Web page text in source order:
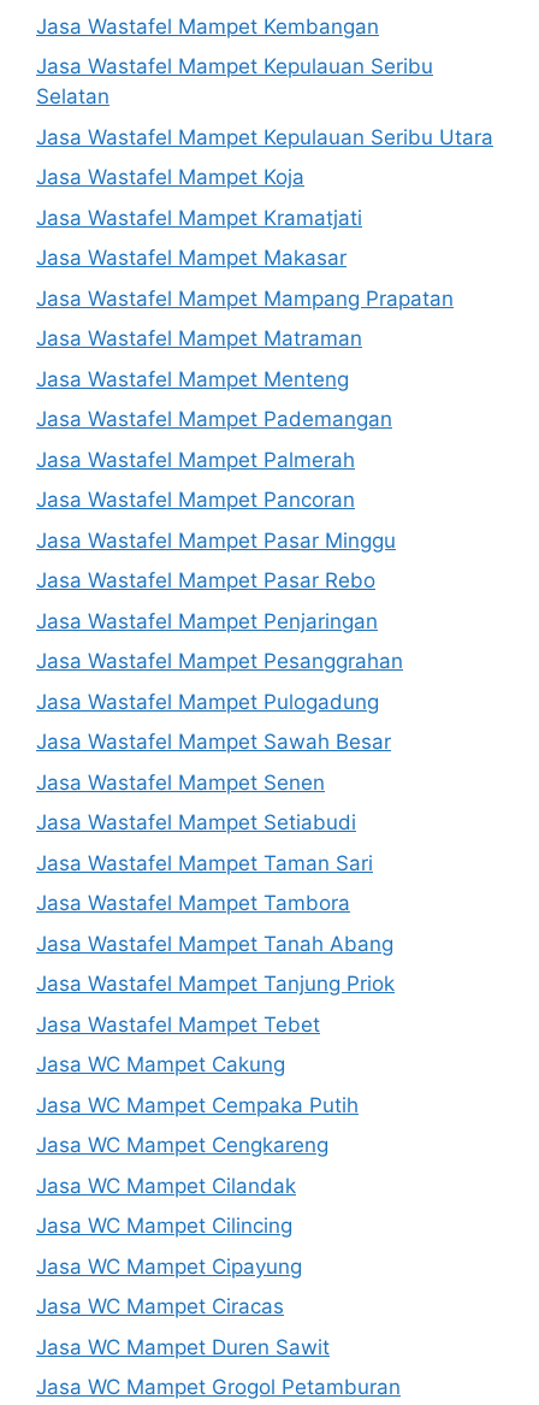
Jasa Wastafel Mampet Kembangan
Jasa Wastafel Mampet Kepulauan Seribu
Selatan
Jasa Wastafel Mampet Kepulauan Seribu Utara
Jasa Wastafel Mampet Koja
Jasa Wastafel Mampet Kramatjati
Jasa Wastafel Mampet Makasar
Jasa Wastafel Mampet Mampang Prapatan
Jasa Wastafel Mampet Matraman
Jasa Wastafel Mampet Menteng
Jasa Wastafel Mampet Pademangan
Jasa Wastafel Mampet Palmerah
Jasa Wastafel Mampet Pancoran
Jasa Wastafel Mampet Pasar Minggu
Jasa Wastafel Mampet Pasar Rebo
Jasa Wastafel Mampet Penjaringan
Jasa Wastafel Mampet Pesanggrahan
Jasa Wastafel Mampet Pulogadung
Jasa Wastafel Mampet Sawah Besar
Jasa Wastafel Mampet Senen
Jasa Wastafel Mampet Setiabudi
Jasa Wastafel Mampet Taman Sari
Jasa Wastafel Mampet Tambora
Jasa Wastafel Mampet Tanah Abang
Jasa Wastafel Mampet Tanjung Priok
Jasa Wastafel Mampet Tebet
Jasa WC Mampet Cakung
Jasa WC Mampet Cempaka Putih
Jasa WC Mampet Cengkareng
Jasa WC Mampet Cilandak
Jasa WC Mampet Cilincing
Jasa WC Mampet Cipayung
Jasa WC Mampet Ciracas
Jasa WC Mampet Duren Sawit
Jasa WC Mampet Grogol Petamburan